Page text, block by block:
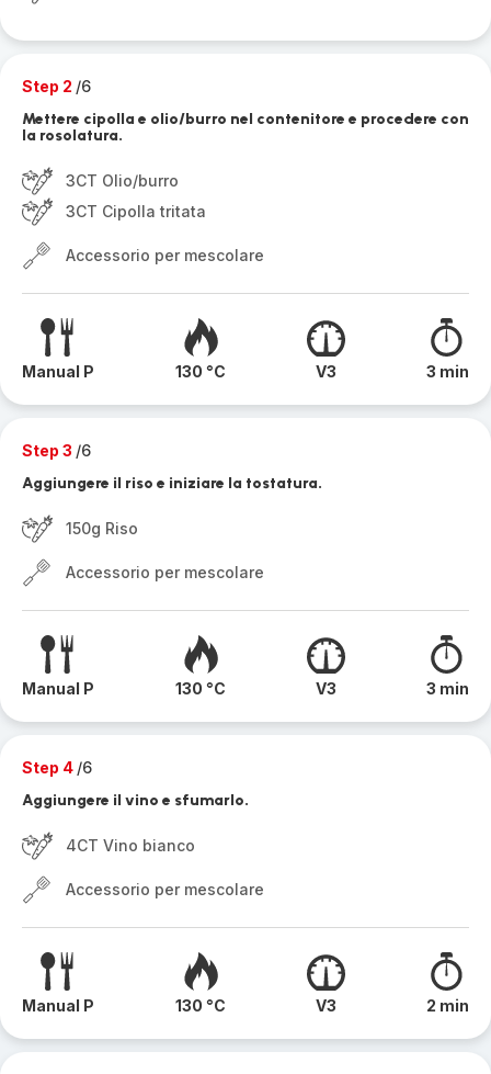
Step 2 /6
Mettere cipolla e olio/burro nel contenitore e procedere con
la rosolatura.
3CT Olio/burro
3CT Cipolla tritata
Accessorio per mescolare
Manual P 130 °C V3 3 min
Step 3 /6
Aggiungere il riso e iniziare la tostatura.
150g Riso
Accessorio per mescolare
Manual P 130 °C V3 3 min
Step 4 /6
Aggiungere il vino e sfumarlo.
4CT Vino bianco
Accessorio per mescolare
Manual P 130 °C V3 2 min